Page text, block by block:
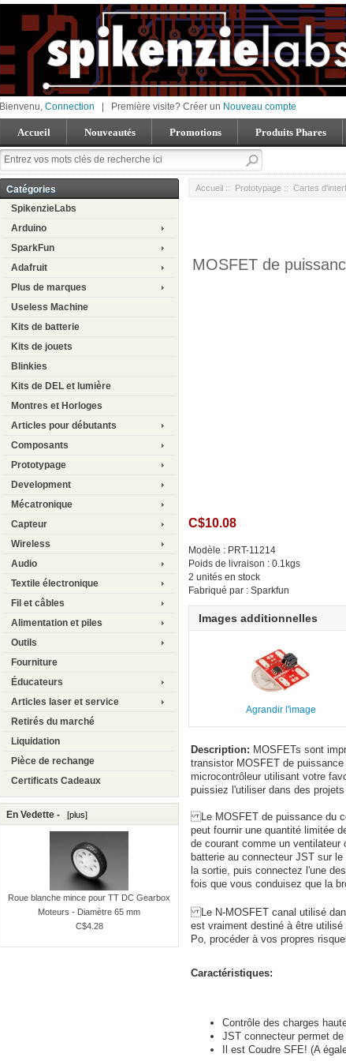
Bienvenu, Connection Première visite? Créer un Nouveau compte
Accueil Nouveautés Promotions Produits Phares
Catégories
SpikenzieLabs
Arduino
SparkFun
Adafruit
Plus de marques
Useless Machine
Kits de batterie
Kits de jouets
Blinkies
Kits de DEL et lumière
Montres et Horloges
Articles pour débutants
Composants
Prototypage
Development
Mécatronique
Capteur
Wireless
Audio
Textile électronique
Fil et câbles
Alimentation et piles
Outils
Fourniture
Éducateurs
Articles laser et service
Retirés du marché
Liquidation
Pièce de rechange
Certificats Cadeaux
En Vedette - [plus]
Roue blanche mince pour TT DC Gearbox
Moteurs - Diamètre 65 mm
C$4.28
Accueil :: Prototypage :: Cartes
MOSFET de
C$10.08
Modèle : PRT-11214
Poids de livraison : 0.1kgs
2 unités en stock
Fabriqué par : Sparkfun
Images additionnelles
Agrandir l'image
Description: MOSFETs sont
transistor MOSFET de
microcontrôleur utilisant votre
puissiez l'utiliser dans des
Le MOSFET de puissance du
peut fournir une quantité limitée
de courant comme un ventilateur
batterie au connecteur JST sur
la sortie, puis connectez l'une
fois que vous conduisez que la
Le N-MOSFET canal utilisé
est vraiment destiné à être
Po, procéder à vos propres
Caractéristiques:
Contrôle des charges
JST connecteur permet
Il est Coudre SFE! (A